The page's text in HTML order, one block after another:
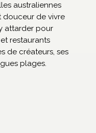
australiennes
douceur de vivre
attarder pour
restaurants
de créateurs, ses
plages.